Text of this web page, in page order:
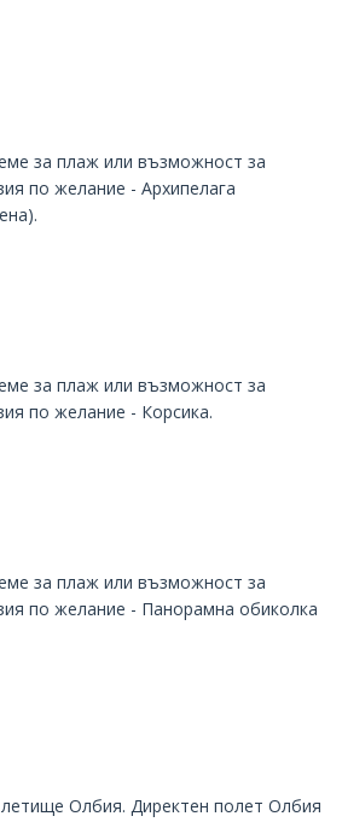
за плаж или възможност за
по желание - Архипелага
за плаж или възможност за
по желание - Корсика.
за плаж или възможност за
по желание - Панорамна обиколка
Олбия. Директен полет Олбия